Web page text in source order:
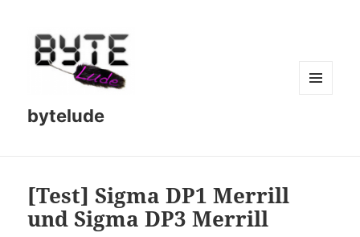
bytelude
[Test] Sigma DP1 Merrill
und Sigma DP3 Merrill